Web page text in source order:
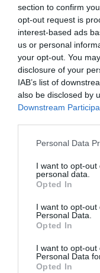
section to confirm
opt-out request is
interest-based ads
us or personal
your opt-out. You
disclosure of your
IAB’s list of
also be disclosed by
Downstream
Please note that this
not limited to your
grant or deny
use your data for
consent section.
Personal Data
I want to opt-
personal data.
Opted In
I want to opt-out
Personal Data.
Opted In
I want to opt-
Personal Data
Opted In
ασθενών,
2002-2011
από
έδειξαν τα
πέντε
αφορούσαν
ετών.
8. Να
Σύμφωνα με